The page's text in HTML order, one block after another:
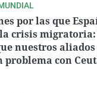
por las que
crisis
nuestros
problema con